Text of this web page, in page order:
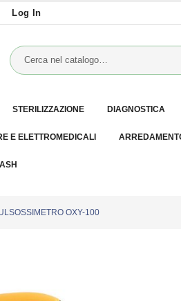
Log In
STERILIZZAZIONE DIAGNOSTICA
E ELETTROMEDICALI
OXY-100